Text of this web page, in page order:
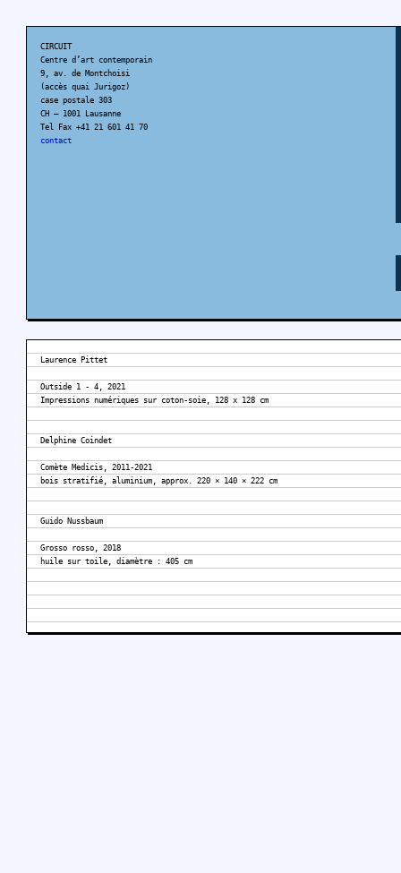
CIRCUIT
Centre d’art contemporain
9, av. de Montchoisi
(accès quai Jurigoz)
case postale 303
CH – 1001 Lausanne
Tel Fax +41 21 601 41 70
contact
Laurence Pittet
Outside 1 - 4, 2021
Impressions numériques sur coton-soie, 128 x 128 cm
Delphine Coindet
Comète Medicis, 2011-2021
bois stratifié, aluminium, approx. 220 × 140 × 222 cm
Guido Nussbaum
Grosso rosso, 2018
huile sur toile, diamètre : 405 cm